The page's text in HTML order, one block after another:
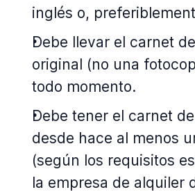
inglés o,
Debe llevar el carnet
original (no una
todo momento.
Debe tener el carnet
desde hace al menos
(según los requisitos
la empresa de alquiler